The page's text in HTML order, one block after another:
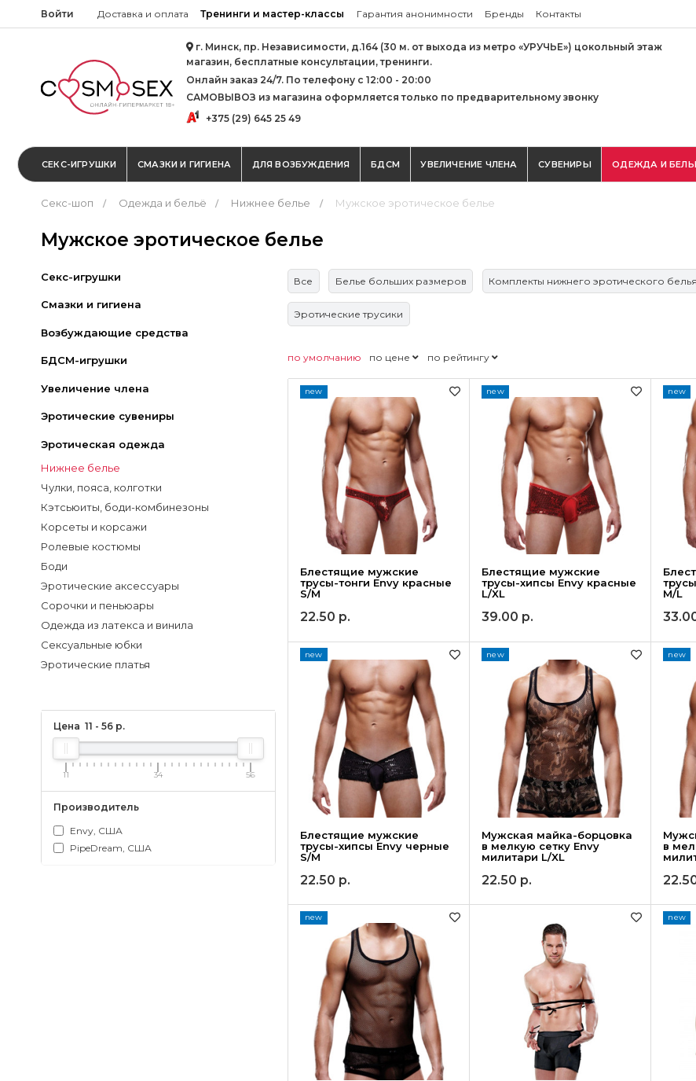
Войти Доставка и оплата Тренинги и мастер-классы Гарантия анонимности Бренды Контакты
г. Минск, пр. Независимости, д.164 (30 м. от выхода из метро «УРУЧЬЕ») цокольный этаж
магазин, бесплатные консультации, тренинги.
Онлайн заказ 24/7. По телефону с 12:00 - 20:00
САМОВЫВОЗ из магазина оформляется только по предварительному звонку
+375 (29) 645 25 49
СЕКС-ИГРУШКИ СМАЗКИ И ГИГИЕНА ДЛЯ ВОЗБУЖДЕНИЯ БДСМ УВЕЛИЧЕНИЕ ЧЛЕНА СУВЕНИРЫ ОДЕЖДА И
Секс-шоп Одежда и бельё Нижнее белье Мужское эротическое белье
Мужское эротическое белье
Секс-игрушки
Смазки и гигиена
Возбуждающие средства
БДСМ-игрушки
Увеличение члена
Эротические сувениры
Эротическая одежда
Нижнее белье
Чулки, пояса, колготки
Кэтсьюиты, боди-комбинезоны
Корсеты и корсажи
Ролевые костюмы
Боди
Эротические аксессуары
Сорочки и пеньюары
Одежда из латекса и винила
Сексуальные юбки
Эротические платья
Цена 11 - 56 р.
11 34 56
Производитель
Envy, США
PipeDream, США
Все Белье больших размеров Комплекты нижнего эротического белья
Эротические трусики
по умолчанию по цене по рейтингу
Блестящие мужские
трусы-тонги Envy красные
S/M
new
22.50 р.
Блестящие мужские
трусы-хипсы Envy красные
L/XL
new
39.00 р.
M/L
new
Блестящие мужские
трусы-хипсы Envy черные
S/M
new
22.50 р.
Мужская майка-борцовка
в мелкую сетку Envy
милитари L/XL
new
22.50 р.
в
new
new new